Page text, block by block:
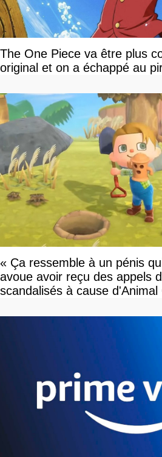
The One Piece va être plus
original et on a échappé au
« Ça ressemble à un pénis
avoue avoir reçu des appels
scandalisés à cause d'Animal